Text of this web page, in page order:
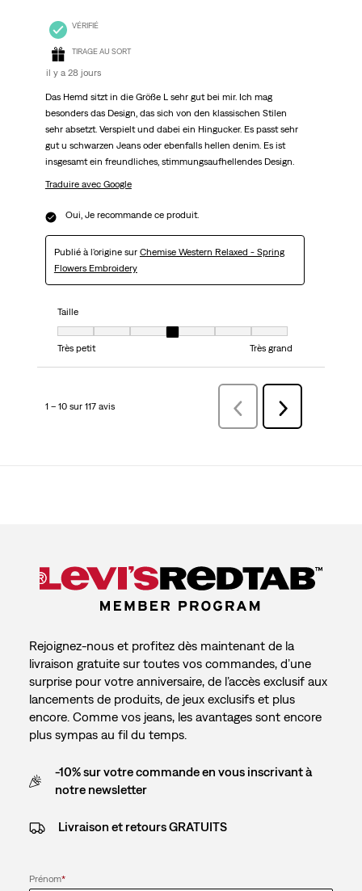
VÉRIFIÉ
TIRAGE AU SORT
il y a 28 jours
Das Hemd sitzt in die Größe L sehr gut bei mir. Ich mag
besonders das Design, das sich von den klassischen Stilen
sehr absetzt. Verspielt und dabei ein Hingucker. Es passt sehr
gut u schwarzen Jeans oder ebenfalls hellen denim. Es ist
insgesamt ein freundliches, stimmungsaufhellendes Design.
Traduire avec Google
Oui, Je recommande ce produit.
Publié à l'origine sur Chemise Western Relaxed - Spring
Flowers Embroidery
Taille
Taille, 4 sur 7, où 1 est égal à Très petit et 7 est égal à Très grand
Très petit
Très grand
1 – 10 sur 117 avis PrécédentavisSuivant
avis
Rejoignez-nous et profitez dès maintenant de la
livraison gratuite sur toutes vos commandes, d’une
surprise pour votre anniversaire, de l’accès exclusif aux
lancements de produits, de jeux exclusifs et plus
encore. Comme vos jeans, les avantages sont encore
plus sympas au fil du temps.
-10% sur votre commande en vous inscrivant à
notre newsletter
Livraison et retours GRATUITS
Prénom*